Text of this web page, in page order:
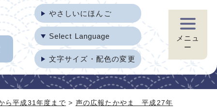
やさしいにほんご
Select Language
文字サイズ・配色の変更
メニュ
ー
ら平成31年度まで > 声の広報たかやま 平成27年